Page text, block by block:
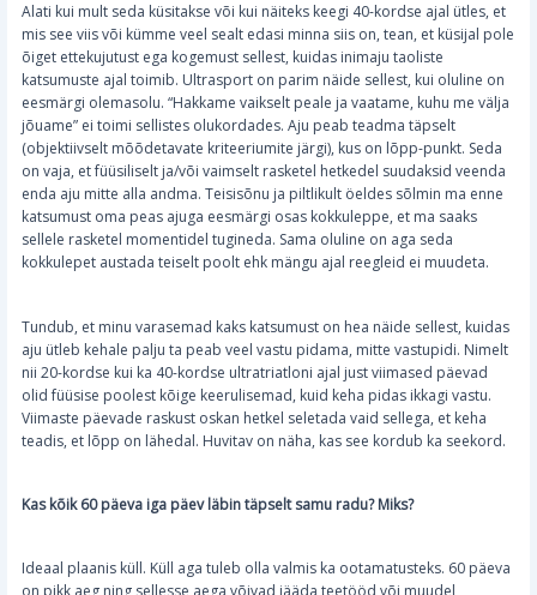
Alati kui mult seda küsitakse või kui näiteks keegi 40-kordse ajal ütles, et
mis see viis või kümme veel sealt edasi minna siis on, tean, et küsijal pole
õiget ettekujutust ega kogemust sellest, kuidas inimaju taoliste
katsumuste ajal toimib. Ultrasport on parim näide sellest, kui oluline on
eesmärgi olemasolu. “Hakkame vaikselt peale ja vaatame, kuhu me välja
jõuame” ei toimi sellistes olukordades. Aju peab teadma täpselt
(objektiivselt mõõdetavate kriteeriumite järgi), kus on lõpp-punkt. Seda
on vaja, et füüsiliselt ja/või vaimselt rasketel hetkedel suudaksid veenda
enda aju mitte alla andma. Teisisõnu ja piltlikult öeldes sõlmin ma enne
katsumust oma peas ajuga eesmärgi osas kokkuleppe, et ma saaks
sellele rasketel momentidel tugineda. Sama oluline on aga seda
kokkulepet austada teiselt poolt ehk mängu ajal reegleid ei muudeta.
Tundub, et minu varasemad kaks katsumust on hea näide sellest, kuidas
aju ütleb kehale palju ta peab veel vastu pidama, mitte vastupidi. Nimelt
nii 20-kordse kui ka 40-kordse ultratriatloni ajal just viimased päevad
olid füüsise poolest kõige keerulisemad, kuid keha pidas ikkagi vastu.
Viimaste päevade raskust oskan hetkel seletada vaid sellega, et keha
teadis, et lõpp on lähedal. Huvitav on näha, kas see kordub ka seekord.
Kas kõik 60 päeva iga päev läbin täpselt samu radu? Miks?
Ideaal plaanis küll. Küll aga tuleb olla valmis ka ootamatusteks. 60 päeva